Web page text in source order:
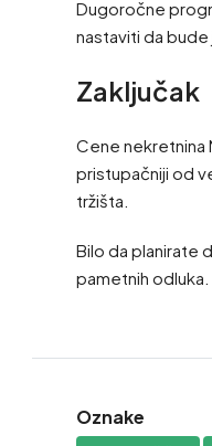
Dugoročne
nastaviti da
Zaključak
Cene nekretnina
pristupačniji od
tržišta.
Bilo da planirate
pametnih
Oznake